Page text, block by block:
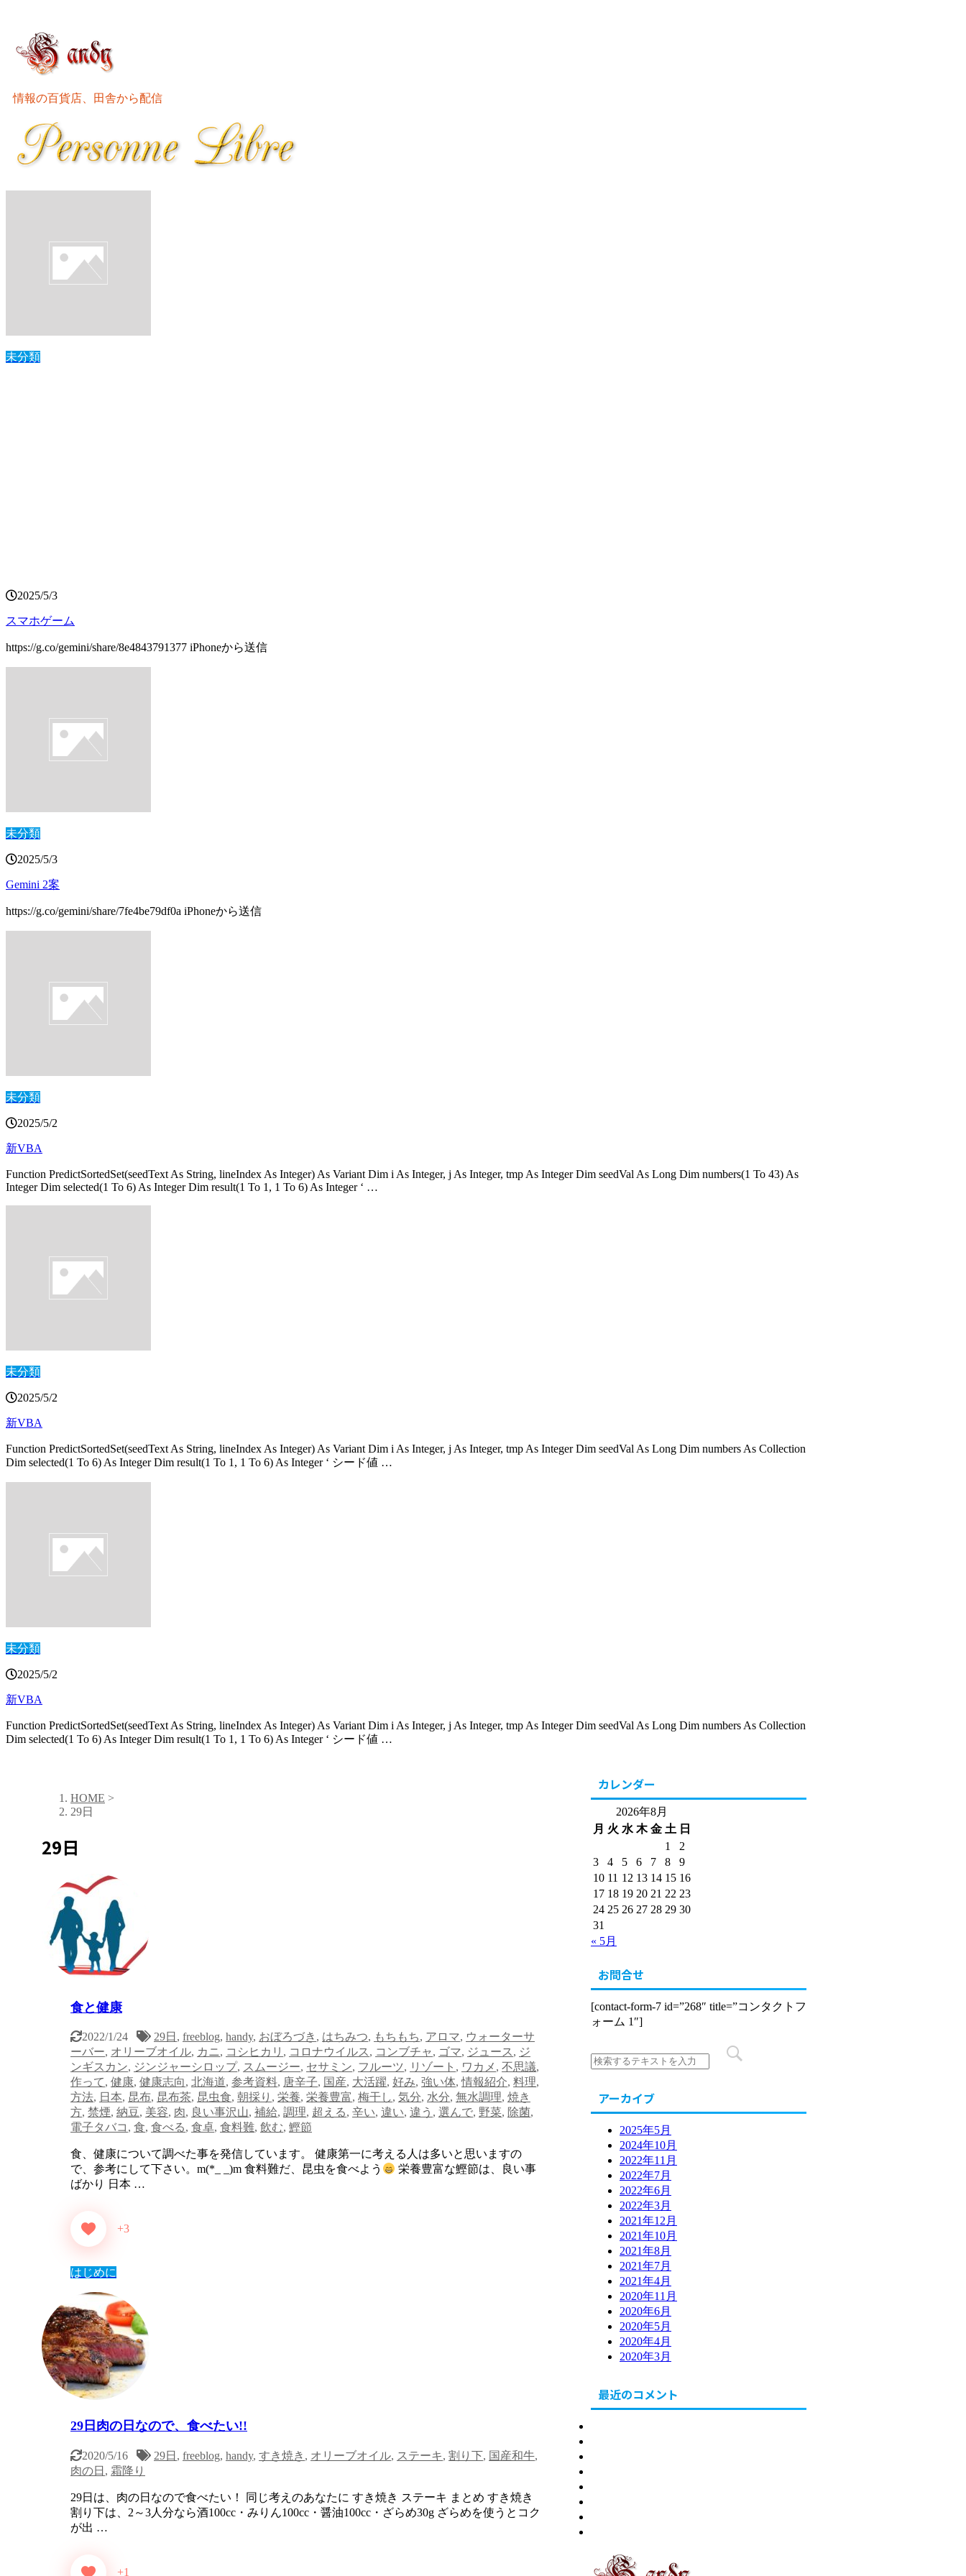
情報の百貨店、田舎から配信
未分類
2025/5/3
スマホゲーム
https://g.co/gemini/share/8e4843791377 iPhoneから送信
未分類
2025/5/3
Gemini 2案
https://g.co/gemini/share/7fe4be79df0a iPhoneから送信
未分類
2025/5/2
新VBA
Function PredictSortedSet(seedText As String, lineIndex As Integer) As Variant Dim i As Integer, j As Integer, tmp As Integer Dim seedVal As Long Dim numbers(1 To 43) As
Integer Dim selected(1 To 6) As Integer Dim result(1 To 1, 1 To 6) As Integer ‘ …
未分類
2025/5/2
新VBA
Function PredictSortedSet(seedText As String, lineIndex As Integer) As Variant Dim i As Integer, j As Integer, tmp As Integer Dim seedVal As Long Dim numbers As Collection
Dim selected(1 To 6) As Integer Dim result(1 To 1, 1 To 6) As Integer ‘ シード値 …
未分類
2025/5/2
新VBA
Function PredictSortedSet(seedText As String, lineIndex As Integer) As Variant Dim i As Integer, j As Integer, tmp As Integer Dim seedVal As Long Dim numbers As Collection
Dim selected(1 To 6) As Integer Dim result(1 To 1, 1 To 6) As Integer ‘ シード値 …
HOME >
29日
29日
食と健康
2022/1/24 29日 , freeblog, handy, おぼろづき , はちみつ, もちもち, アロマ, ウォーターサ
ーバー, オリーブオイル, カニ, コシヒカリ , コロナウイルス , コンブチャ, ゴマ, ジュース , ジ
ンギスカン, ジンジャーシロップ, スムージー, セサミン, フルーツ, リゾート , ワカメ , 不思議,
作って, 健康, 健康志向, 北海道, 参考資料, 唐辛子, 国産, 大活躍, 好み, 強い体,情報紹介, 料理,
方法, 日本, 昆布, 昆布茶, 昆虫食, 朝採り , 栄養, 栄養豊富, 梅干し, 気分, 水分, 無水調理, 焼き
方, 禁煙, 納豆, 美容, 肉, 良い事沢山, 補給, 調理, 超える, 辛い, 違い, 違う , 選んで, 野菜, 除菌,
電子タバコ , 食, 食べる, 食卓, 食料難, 飲む, 鰹節
食、健康について調べた事を発信しています。 健康第一に考える人は多いと思いますの
で、参考にして下さい。m(*_ _)m 食料難だ、昆虫を食べよう
栄養豊富な鰹節は、良い事
ばかり 日本 …
+3
はじめに
29日肉の日なので、食べたい!!
2020/5/16 29日 , freeblog, handy, すき焼き , オリーブオイル, ステーキ, 割り下, 国産和牛,
肉の日 , 霜降り
29日は、肉の日なので食べたい！ 同じ考えのあなたに すき焼き ステーキ まとめ すき焼き
割り下は、2～3人分なら酒100cc・みりん100cc・醤油100cc・ざらめ30g ざらめを使うとコク
が出 …
+1
カレンダー
2026年8月
月 火 水 木 金 土 日
1
2
3
4 5 6 7 8
9
10 11 12 13 14 15 16
17 18 19 20 21 22 23
24 25 26 27 28 29 30
31
« 5月
お問合せ
[contact-form-7 id=”268″ title=”コンタクトフ
ォーム 1″]
アーカイブ
2025年5月
2024年10月
2022年11月
2022年7月
2022年6月
2022年3月
2021年12月
2021年10月
2021年8月
2021年7月
2021年4月
2020年11月
2020年6月
2020年5月
2020年4月
2020年3月
最近のコメント